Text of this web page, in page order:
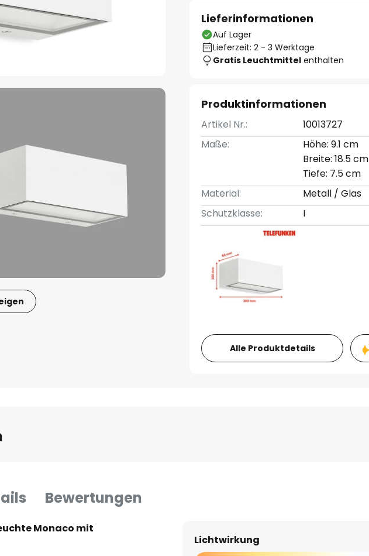
Lieferinformationen
Auf Lager
Lieferzeit: 2 - 3 Werktage
Gratis Leuchtmittel enthalten
Produktinformationen
Artikel Nr.:
10013727
Maße:
Höhe: 9.1 cm
Breite: 18.5 cm
Tiefe: 7.5 cm
Material:
Metall / Glas
Schutzklasse:
I
Alle Produktdetails
Bewertungen
Monaco mit
Lichtwirkung